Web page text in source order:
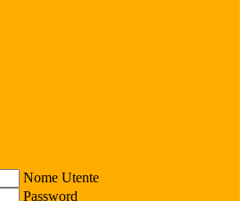
Nome Utente
Password